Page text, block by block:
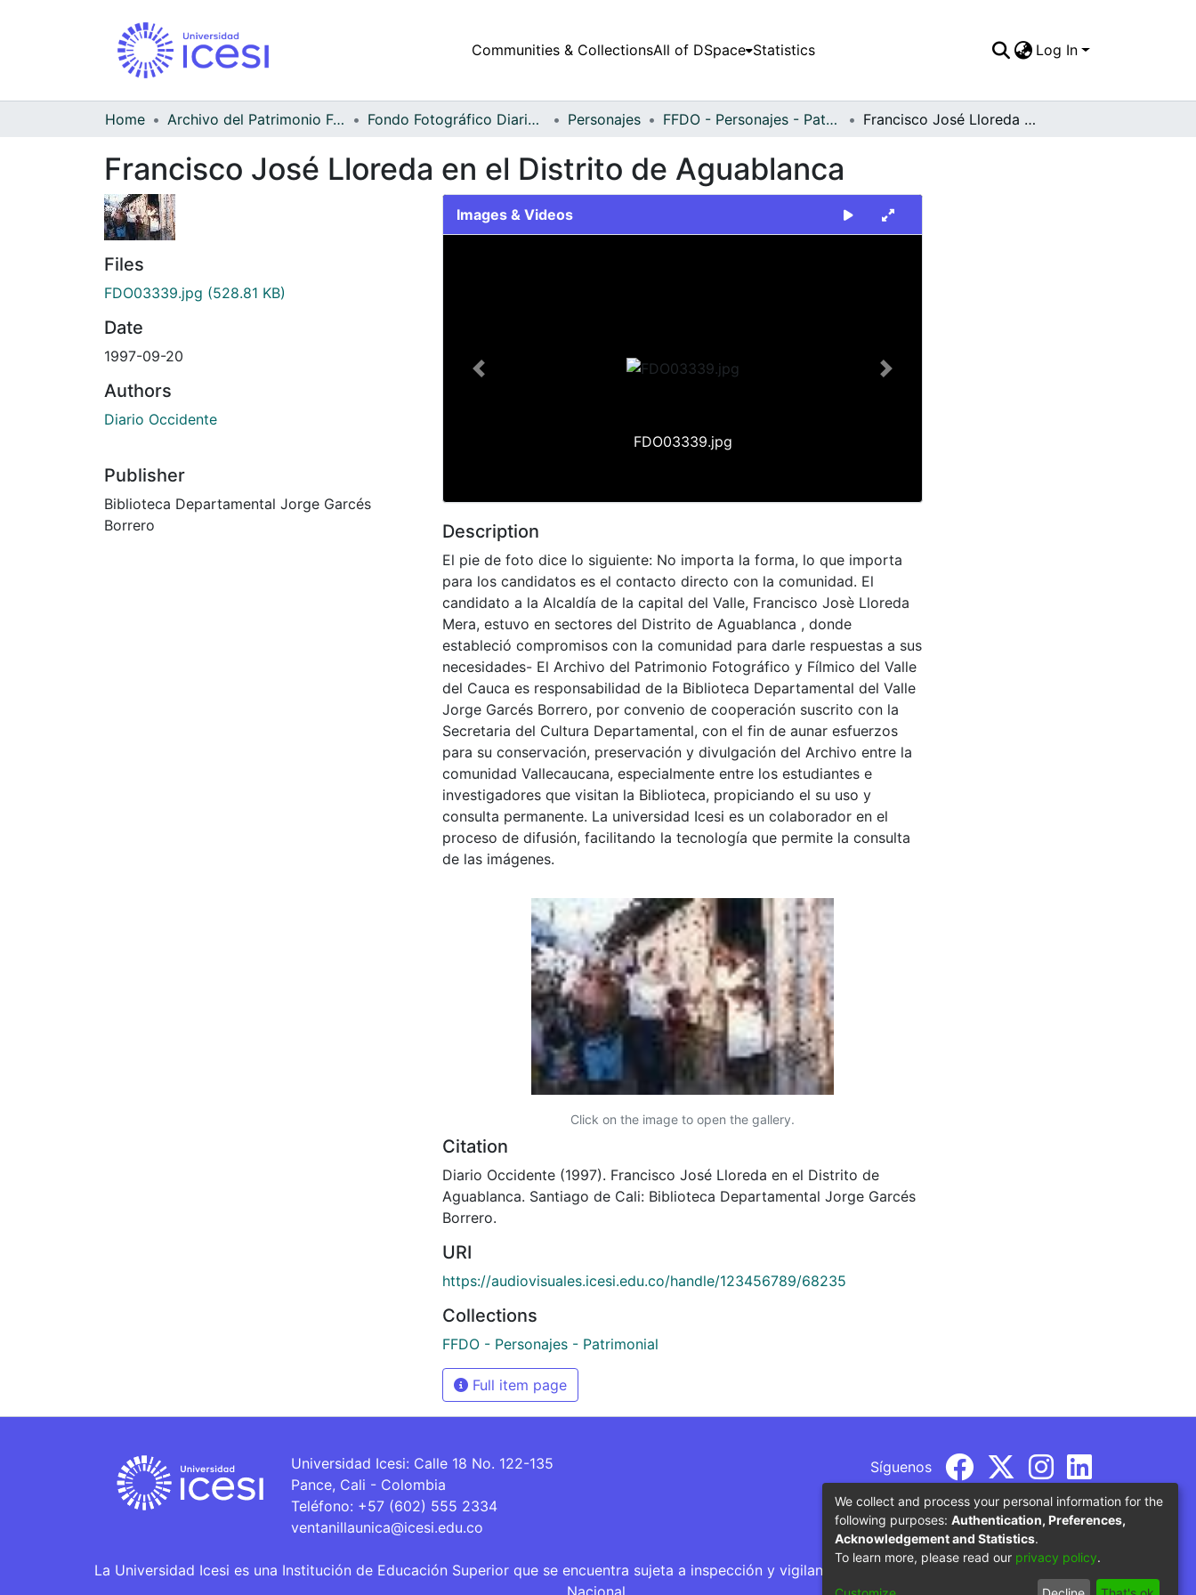
Communities & CollectionsAll of DSpace Statistics Log In
Home Archivo del Patrimonio Fotográfico y Fílmico del Valle del Cauca Fondo Fotográfico Diario Occidente Personajes FFDO - Personajes - Patrimonial Francisco José Lloreda en el Distrito de Aguablanca
Francisco José Lloreda en el Distrito de Aguablanca
Files
FDO03339.jpg (528.81 KB)
Date
1997-09-20
Authors
Diario Occidente
Publisher
Biblioteca Departamental Jorge Garcés
Borrero
Images & Videos
FDO03339.jpg
Previous Next
Description
El pie de foto dice lo siguiente: No importa la forma, lo que importa
para los candidatos es el contacto directo con la comunidad. El
candidato a la Alcaldía de la capital del Valle, Francisco Josè Lloreda
Mera, estuvo en sectores del Distrito de Aguablanca , donde
estableció compromisos con la comunidad para darle respuestas a sus
necesidades- El Archivo del Patrimonio Fotográfico y Fílmico del Valle
del Cauca es responsabilidad de la Biblioteca Departamental del Valle
Jorge Garcés Borrero, por convenio de cooperación suscrito con la
Secretaria del Cultura Departamental, con el fin de aunar esfuerzos
para su conservación, preservación y divulgación del Archivo entre la
comunidad Vallecaucana, especialmente entre los estudiantes e
investigadores que visitan la Biblioteca, propiciando el su uso y
consulta permanente. La universidad Icesi es un colaborador en el
proceso de difusión, facilitando la tecnología que permite la consulta
de las imágenes.
Click on the image to open the gallery.
Citation
Diario Occidente (1997). Francisco José Lloreda en el Distrito de
Aguablanca. Santiago de Cali: Biblioteca Departamental Jorge Garcés
Borrero.
URI
https://audiovisuales.icesi.edu.co/handle/123456789/68235
Collections
FFDO - Personajes - Patrimonial
Full item page
Universidad Icesi: Calle 18 No. 122-135
Pance, Cali - Colombia
Teléfono: +57 (602) 555 2334
ventanillaunica@icesi.edu.co
Síguenos
La Universidad Icesi es una Institución de Educación Superior que se encuentra sujeta a inspección y vigilancia por parte del Ministerio de Educación
Nacional.
We collect and process your personal information for the
following purposes: Authentication, Preferences,
Acknowledgement and Statistics.
To learn more, please read our privacy policy.